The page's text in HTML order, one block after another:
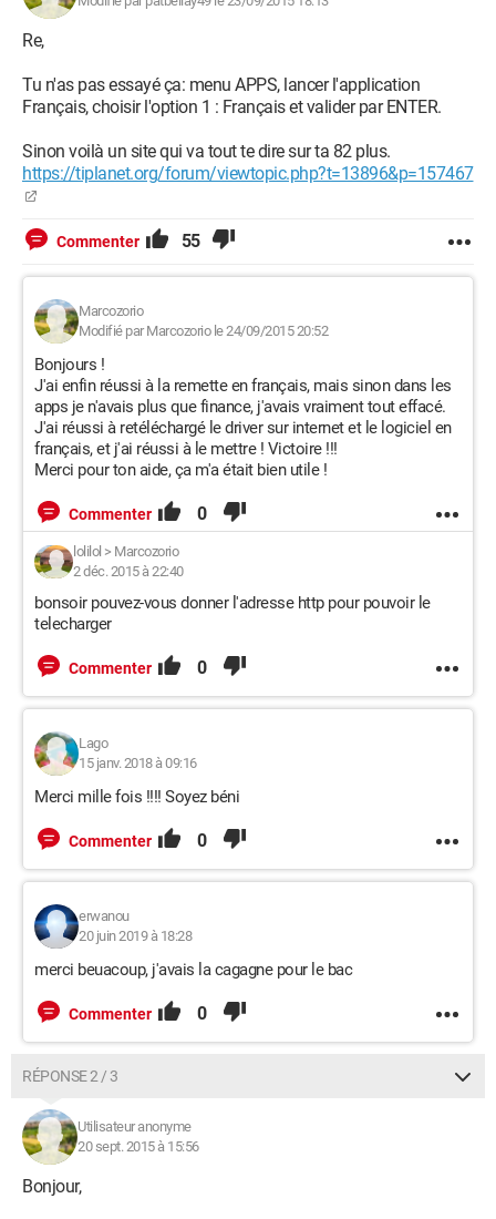
Re,
Tu n'as pas essayé ça: menu APPS, lancer l'application
Français, choisir l'option 1 : Français et valider par ENTER.
Sinon voilà un site qui va tout te dire sur ta 82 plus.
https://tiplanet.org/forum/viewtopic.php?t=13896&p=157467
Commenter 55
Marcozorio
Modifié par Marcozorio le 24/09/2015 20:52
Bonjours !
J'ai enfin réussi à la remette en français, mais sinon dans les
apps je n'avais plus que finance, j'avais vraiment tout effacé.
J'ai réussi à retéléchargé le driver sur internet et le logiciel en
français, et j'ai réussi à le mettre ! Victoire !!!
Merci pour ton aide, ça m'a était bien utile !
Commenter 0
lolilol > Marcozorio
2 déc. 2015 à 22:40
bonsoir pouvez-vous donner l'adresse http pour pouvoir le
telecharger
Commenter 0
Lago
15 janv. 2018 à 09:16
Merci mille fois !!!! Soyez béni
Commenter 0
erwanou
20 juin 2019 à 18:28
merci beuacoup, j'avais la cagagne pour le bac
Commenter 0
RÉPONSE 2 / 3
Utilisateur anonyme
20 sept. 2015 à 15:56
Bonjour,